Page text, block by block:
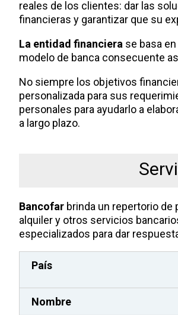
reales de los clientes: dar las
financieras y garantizar que su
La entidad financiera se basa
modelo de banca consecuente
No siempre los objetivos
personalizada para sus
personales para ayudarlo a
a largo plazo.
Bancofar brinda un repertorio
alquiler y otros servicios
especializados para dar
País
Nombre